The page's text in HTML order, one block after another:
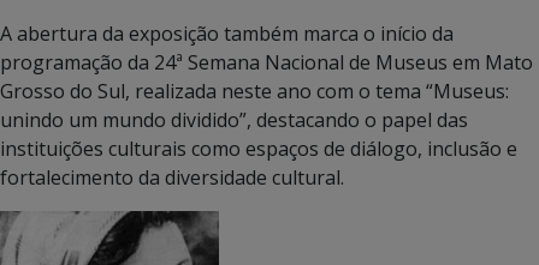
A abertura da exposição também marca o início da
programação da 24ª Semana Nacional de Museus em Mato
Grosso do Sul, realizada neste ano com o tema “Museus:
unindo um mundo dividido”, destacando o papel das
instituições culturais como espaços de diálogo, inclusão e
fortalecimento da diversidade cultural.